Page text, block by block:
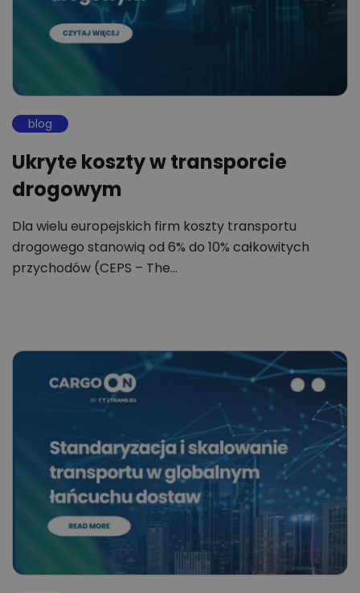
blog
Ukryte koszty w transporcie
drogowym
Dla wielu europejskich firm koszty transportu
drogowego stanowią od 6% do 10% całkowitych
przychodów (CEPS – The…